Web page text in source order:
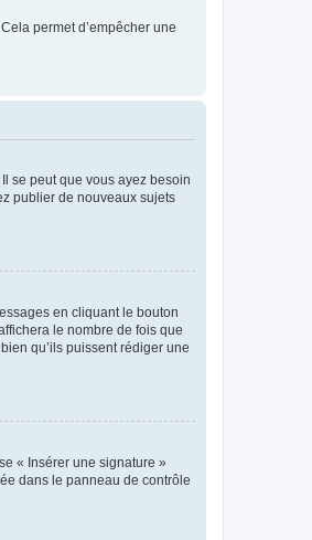
permet d’empêcher une
se peut que vous ayez besoin
publier de nouveaux sujets
en cliquant le bouton
le nombre de fois que
qu’ils puissent rédiger une
« Insérer une signature »
dans le panneau de contrôle